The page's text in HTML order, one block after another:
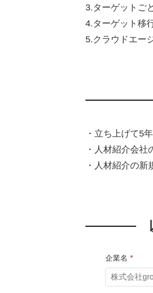
3.ターゲットご
4.ターゲット移
5.クラウドエー
・立ち上げて5
・人材紹介会
・人材紹介の
*
企業名